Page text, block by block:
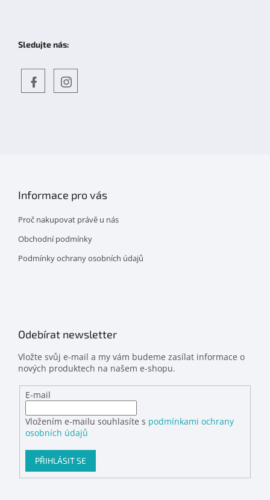
Sledujte nás:
Informace pro vás
Proč nakupovat právě u nás
Obchodní podmínky
Podmínky ochrany osobních údajů
Odebírat newsletter
Vložte svůj e-mail a my vám budeme zasílat informace o
nových produktech na našem e-shopu.
E-mail
Vložením e-mailu souhlasíte s podmínkami ochrany
osobních údajů
PŘIHLÁSIT SE